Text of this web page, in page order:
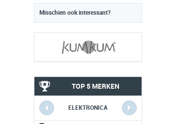
Misschien ook interessant?
TOP 5 MERKEN
ELEKTRONICA